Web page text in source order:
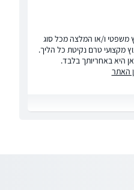
משפטי ו/או המלצה מכל סוג
מקצועי טרם נקיטת כל הליך.
היא באחריותך בלבד.
האתר